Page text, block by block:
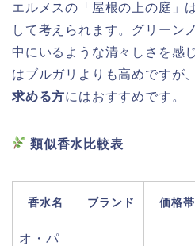
エルメスの「屋根の上の庭」
して考えられます。グリーン
中にいるような清々しさを感
はブルガリよりも高めですが、
求める方にはおすすめです。
類似香水比較表
香水名 ブランド 価格帯
オ・パ